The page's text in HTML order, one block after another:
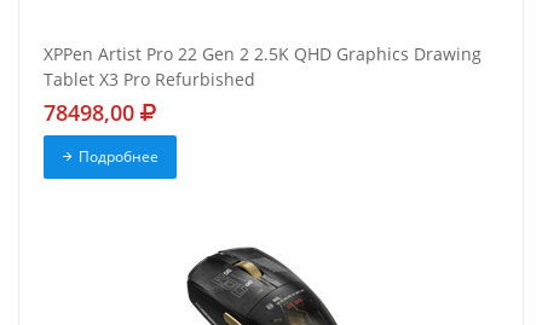
XPPen Artist Pro 22 Gen 2 2.5K QHD Graphics Drawing
Tablet X3 Pro Refurbished
78498,00
Подробнее